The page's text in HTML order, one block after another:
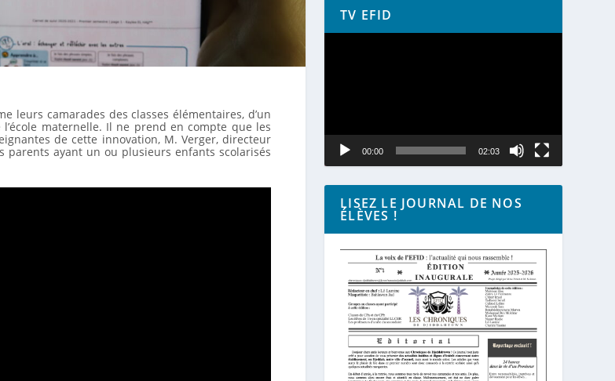
leurs camarades des classes élémentaires, d’un
maternelle. Il ne prend en compte que les
de cette innovation, M. Verger, directeur
parents ayant un ou plusieurs enfants scolarisés
TV EFID
Lecteur
00:00 02:03
LISEZ LE JOURNAL DE NOS
ÉLÈVES !